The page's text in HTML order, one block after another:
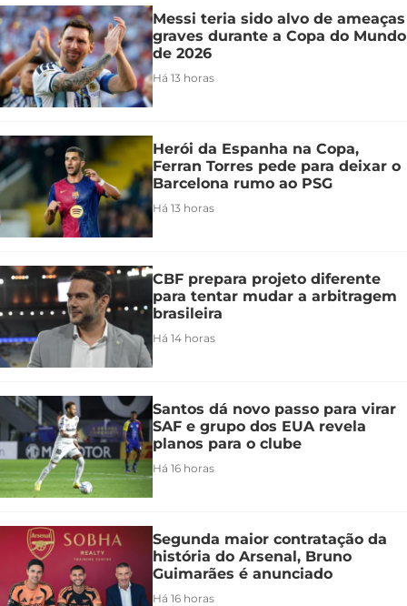
Messi teria sido alvo de ameaças
graves durante a Copa do Mundo
de 2026
Há 13 horas
Herói da Espanha na Copa,
Ferran Torres pede para deixar o
Barcelona rumo ao PSG
Há 13 horas
CBF prepara projeto diferente
para tentar mudar a arbitragem
brasileira
Há 14 horas
Santos dá novo passo para virar
SAF e grupo dos EUA revela
planos para o clube
Há 16 horas
Segunda maior contratação da
história do Arsenal, Bruno
Guimarães é anunciado
Há 16 horas